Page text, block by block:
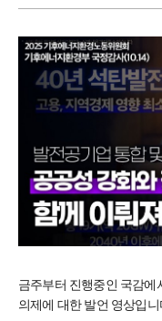
본문
금주부터 진행중인 국감에
의제에 대한 발언 영상입니